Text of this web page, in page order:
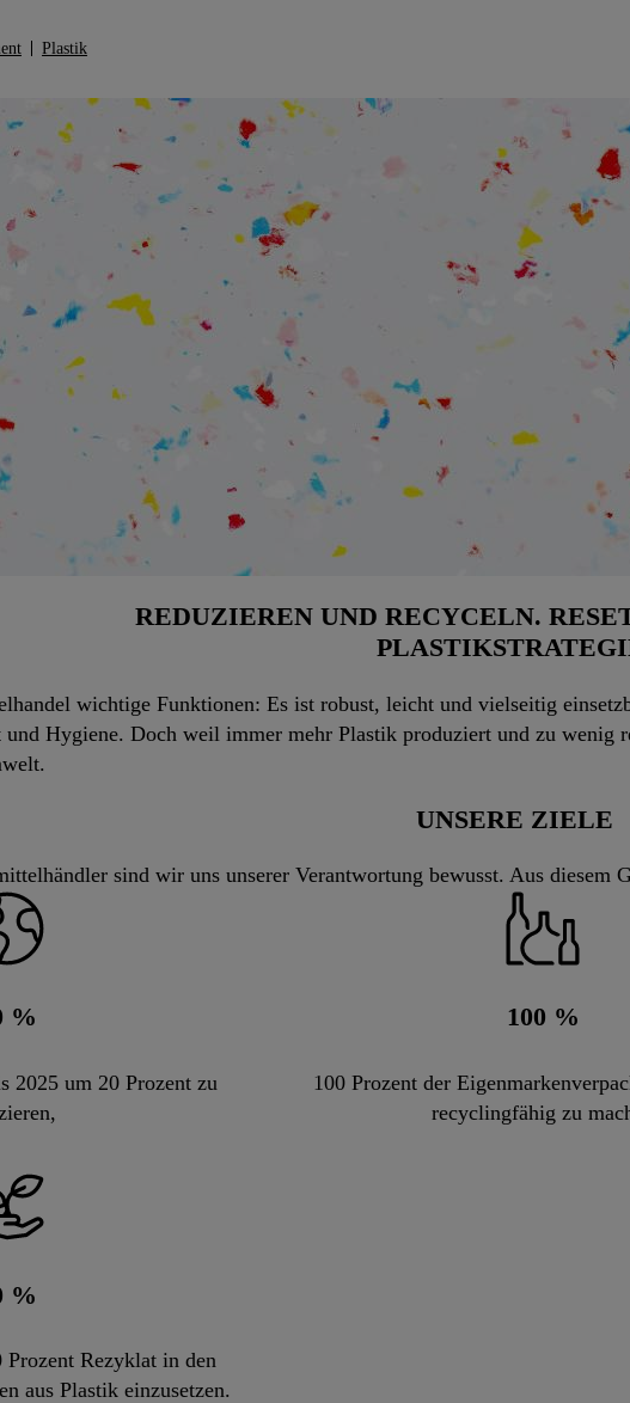
Plastik
REDUZIEREN UND RECYCELN.
wichtige Funktionen: Es ist robust, leicht und vielseitig
Hygiene. Doch weil immer mehr Plastik produziert und zu
UNSERE ZIELE
sind wir uns unserer Verantwortung bewusst. Aus diesem
%
2025 um 20 Prozent zu
100 %
100 Prozent der
recyclingfähig zu
%
Rezyklat in den
aus Plastik einzusetzen.